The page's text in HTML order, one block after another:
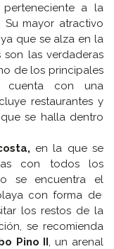
a la
. Su mayor atractivo
que se alza en la
las verdaderas
de los principales
cuenta con una
restaurantes y
se halla dentro
en la que se
con todos los
se encuentra el
con forma de
los restos de la
se recomienda
Pino II, un arenal